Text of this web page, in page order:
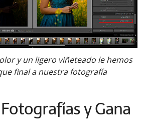
y un ligero viñeteado le hemos
final a nuestra fotografía
y Gana